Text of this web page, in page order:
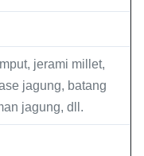
jerami millet,
jagung, batang
jagung, dll.